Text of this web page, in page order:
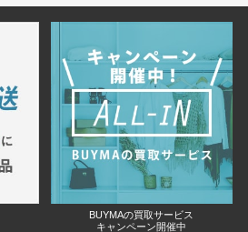
BUYMAの買取サービス
キャンペーン開催中